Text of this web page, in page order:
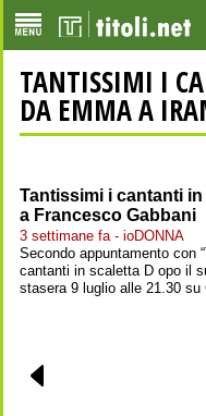
TANTISSIMI I
DA EMMA A
Tantissimi i cantanti
a Francesco Gabbani
3 settimane fa - ioDONNA
Secondo appuntamento con
cantanti in scaletta D opo il
stasera 9 luglio alle 21.30